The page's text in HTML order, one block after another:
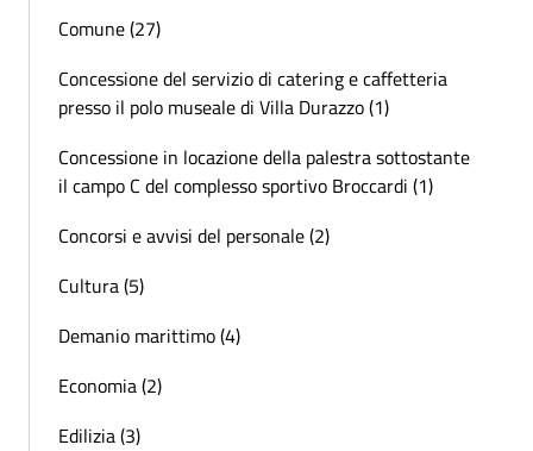
Comune (27)
Concessione del servizio di catering e caffetteria
presso il polo museale di Villa Durazzo (1)
Concessione in locazione della palestra sottostante
il campo C del complesso sportivo Broccardi (1)
Concorsi e avvisi del personale (2)
Cultura (5)
Demanio marittimo (4)
Economia (2)
Edilizia (3)